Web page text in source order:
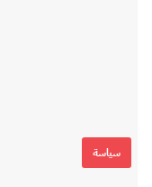
سياسة